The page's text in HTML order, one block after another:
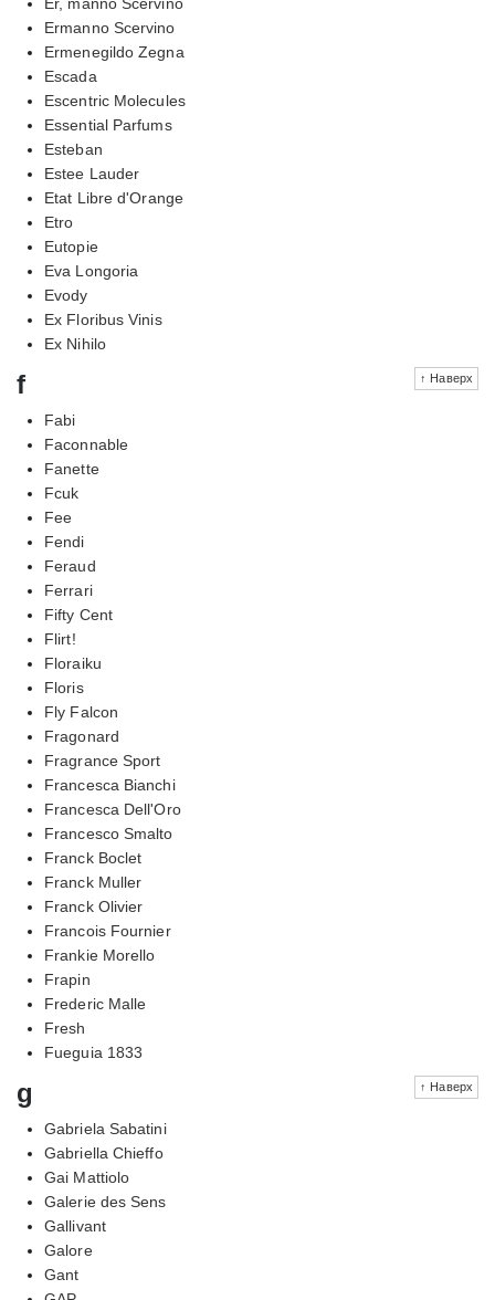
Ermanno Scervino
Ermenegildo Zegna
Escada
Escentric Molecules
Essential Parfums
Esteban
Estee Lauder
Etat Libre d'Orange
Etro
Eutopie
Eva Longoria
Evody
Ex Floribus Vinis
Ex Nihilo
↑ Наверх
f
Fabi
Faconnable
Fanette
Fcuk
Fee
Fendi
Feraud
Ferrari
Fifty Cent
Flirt!
Floraiku
Floris
Fly Falcon
Fragonard
Fragrance Sport
Francesca Bianchi
Francesca Dell'Oro
Francesco Smalto
Franck Boclet
Franck Muller
Franck Olivier
Francois Fournier
Frankie Morello
Frapin
Frederic Malle
Fresh
Fueguia 1833
↑ Наверх
g
Gabriela Sabatini
Gabriella Chieffo
Gai Mattiolo
Galerie des Sens
Gallivant
Galore
Gant